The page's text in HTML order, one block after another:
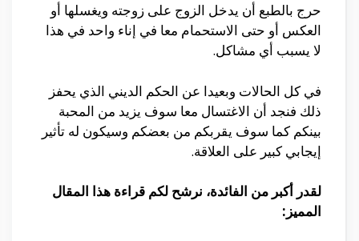
حرج بالطبع أن يدخل الزوج على زوجته ويغسلها أو
العكس أو حتى الاستحمام معا في إناء واحد في هذا
لا يسبب أي مشاكل.
في كل الحالات وبعيدا عن الحكم الديني الذي يحفز
ذلك فنجد أن الاغتسال معا سوف يزيد من المحبة
بينكم كما سوف يقربكم من بعضكم وسيكون له تأثير
إيجابي كبير على العلاقة.
لقدر أكبر من الفائدة، نرشح لكم قراءة هذا المقال
المميز: